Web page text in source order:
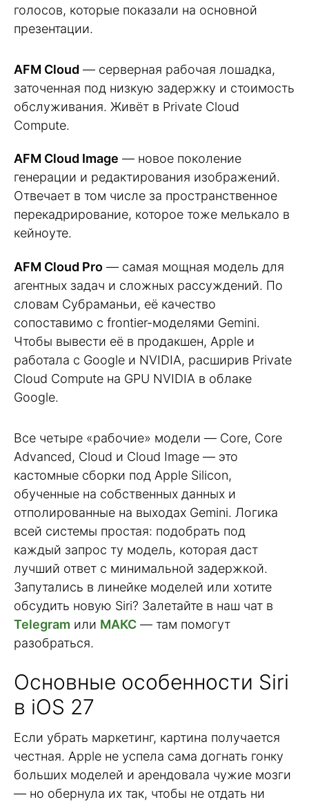
голосов, которые показали на основной
презентации.
AFM Cloud — серверная рабочая лошадка,
заточенная под низкую задержку и стоимость
обслуживания. Живёт в Private Cloud
Compute.
AFM Cloud Image — новое поколение
генерации и редактирования изображений.
Отвечает в том числе за пространственное
перекадрирование, которое тоже мелькало в
кейноуте.
AFM Cloud Pro — самая мощная модель для
агентных задач и сложных рассуждений. По
словам Субраманьи, её качество
сопоставимо с frontier-моделями Gemini.
Чтобы вывести её в продакшен, Apple и
работала с Google и NVIDIA, расширив Private
Cloud Compute на GPU NVIDIA в облаке
Google.
Все четыре «рабочие» модели — Core, Core
Advanced, Cloud и Cloud Image — это
кастомные сборки под Apple Silicon,
обученные на собственных данных и
отполированные на выходах Gemini. Логика
всей системы простая: подобрать под
каждый запрос ту модель, которая даст
лучший ответ с минимальной задержкой.
Запутались в линейке моделей или хотите
обсудить новую Siri? Залетайте в наш чат в
Telegram или МАКС — там помогут
разобраться.
Основные особенности Siri
в iOS 27
Если убрать маркетинг, картина получается
честная. Apple не успела сама догнать гонку
больших моделей и арендовала чужие мозги
— но обернула их так, чтобы не отдать ни